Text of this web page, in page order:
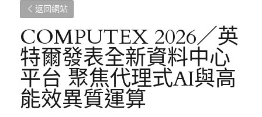
返回網站
COMPUTEX 2026／英
特爾發表全新資料中心
平台 聚焦代理式AI與高
能效異質運算